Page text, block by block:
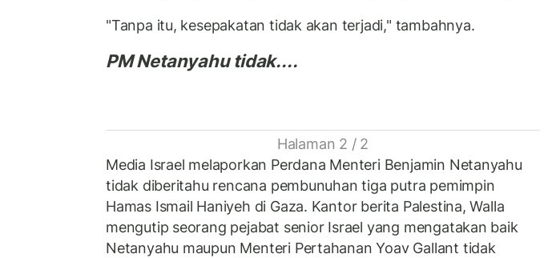
"Tanpa itu, kesepakatan tidak akan terjadi," tambahnya.
PM Netanyahu tidak....
Halaman 2 / 2
Media Israel melaporkan Perdana Menteri Benjamin Netanyahu
tidak diberitahu rencana pembunuhan tiga putra pemimpin
Hamas Ismail Haniyeh di Gaza. Kantor berita Palestina, Walla
mengutip seorang pejabat senior Israel yang mengatakan baik
Netanyahu maupun Menteri Pertahanan Yoav Gallant tidak